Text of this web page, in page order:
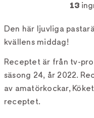
13
Den här ljuvliga
kvällens middag!
Receptet är från tv-
säsong 24, år 2022.
av amatörkockar,
receptet.